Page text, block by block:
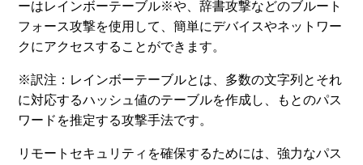
ーはレインボーテーブル※や、辞書攻撃などのブルート
フォース攻撃を使用して、簡単にデバイスやネットワー
クにアクセスすることができます。
※訳注：レインボーテーブルとは、多数の文字列とそれ
に対応するハッシュ値のテーブルを作成し、もとのパス
ワードを推定する攻撃手法です。
リモートセキュリティを確保するためには、強力なパス